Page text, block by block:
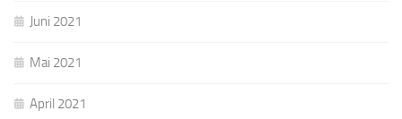
Juni 2021
Mai 2021
April 2021